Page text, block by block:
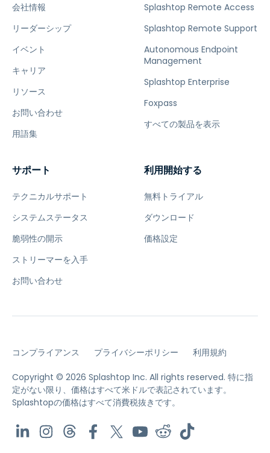
会社情報
リーダーシップ
イベント
キャリア
リソース
お問い合わせ
用語集
Splashtop Remote Access
Splashtop Remote Support
Autonomous Endpoint
Management
Splashtop Enterprise
Foxpass
すべての製品を表示
サポート
テクニカルサポート
システムステータス
脆弱性の開示
ストリーマーを入手
お問い合わせ
利用開始する
無料トライアル
ダウンロード
価格設定
コンプライアンス プライバシーポリシー 利用規約
Copyright © 2026 Splashtop Inc. All rights reserved. 特に指
定がない限り、価格はすべて米ドルで表記されています。
Splashtopの価格はすべて消費税抜きです。